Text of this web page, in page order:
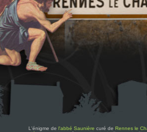
L'énigme de l'abbé Saunière curé de Rennes le